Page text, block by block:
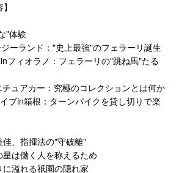
"体験
ーランド："史上最強"のフェラーリ誕生
フィオラノ：フェラーリの"跳ね馬"たる
ュアカー：究極のコレクションとは何か
ブin箱根：ターンパイクを貸し切りで楽
佳、指揮法の"守破離"
は働く人を称えるため
溢れる祇園の隠れ家